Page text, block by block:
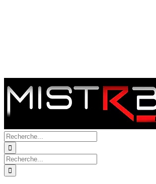
Recherche
de
:
Recherche
de
: